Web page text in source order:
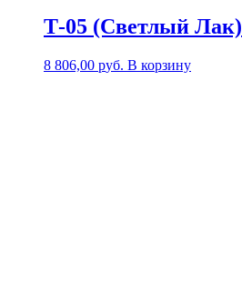
Т-05 (Светлый Лак)
8 806,00 руб. В корзину